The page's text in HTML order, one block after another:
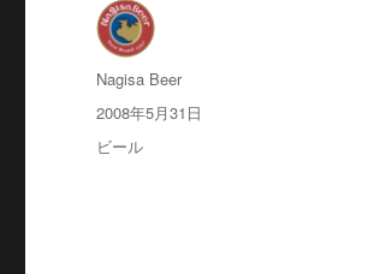
投
稿
Nagisa Beer
投
稿
日:
2008年5月31日
カ
ビール